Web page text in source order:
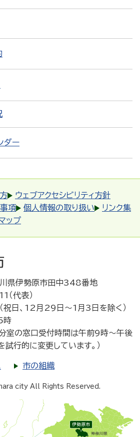
ダー
ウェブアクセシビリティ方針
事項
個人情報の取り扱い
リンク集
ップ
伊勢原市田中348番地
代表）
祝日、12月29日～1月3日を除く）
時
分室の窓口受付時間は午前9時～午後
行的に変更しています。）
市の組織
city All Rights Reserved.